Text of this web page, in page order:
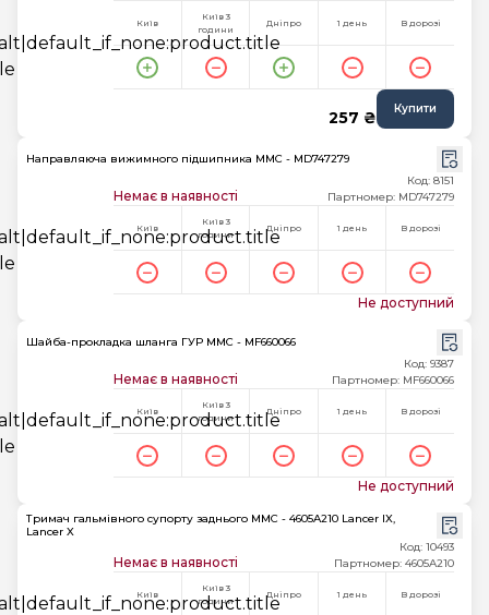
Київ
Київ 3
години
Дніпро 1 день В дорозі
257 ₴ Купити
Направляюча вижимного підшипника MMC - MD747279
Немає в наявності
Код: 8151
Партномер: MD747279
Київ
Київ 3
години
Дніпро 1 день В дорозі
Не доступний
Шайба-прокладка шланга ГУР MMC - MF660066
Немає в наявності
Код: 9387
Партномер: MF660066
Київ
Київ 3
години
Дніпро 1 день В дорозі
Не доступний
Тримач гальмівного супорту заднього MMC - 4605A210 Lancer IX,
Lancer X
Немає в наявності
Код: 10493
Партномер: 4605A210
Київ
Київ 3
години
Дніпро 1 день В дорозі